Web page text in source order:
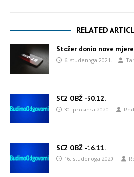
RELATED
Stožer donio nove mjere
6. studenoga 2021.
SCZ OBŽ -30.12.
30. prosinca 2020.
SCZ OBŽ -16.11.
16. studenoga 2020.